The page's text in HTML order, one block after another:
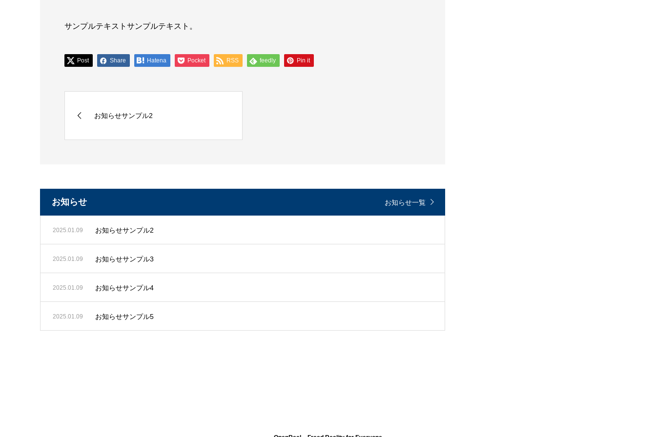
サンプルテキストサンプルテキスト。
Post Share Hatena Pocket RSS feedly Pin it
お知らせサンプル2
お知らせ お知らせ一覧
2025.01.09 お知らせサンプル2
2025.01.09 お知らせサンプル3
2025.01.09 お知らせサンプル4
2025.01.09 お知らせサンプル5